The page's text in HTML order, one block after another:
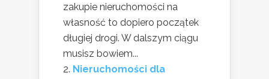
zakupie nieruchomości na
własność to dopiero początek
długiej drogi. W dalszym ciągu
musisz bowiem...
Nieruchomości dla